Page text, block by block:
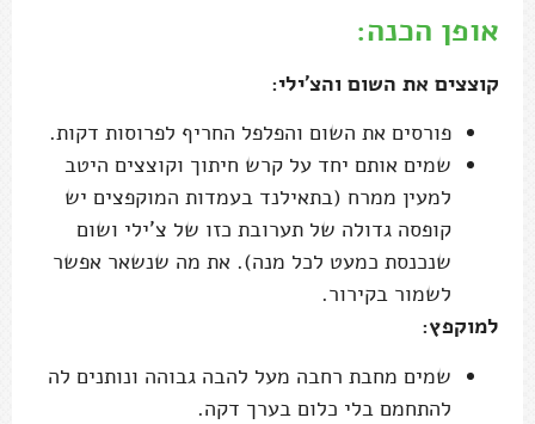
אופן הכנה:
קוצצים את השום והצ'ילי:
פורסים את השום והפלפל החריף לפרוסות דקות.
שמים אותם יחד על קרש חיתוך וקוצצים היטב
למעין ממרח (בתאילנד בעמדות המוקפצים יש
קופסה גדולה של תערובת כזו של צ'ילי ושום
שנכנסת כמעט לכל מנה). את מה שנשאר אפשר
לשמור בקירור.
למוקפץ:
שמים מחבת רחבה מעל להבה גבוהה ונותנים לה
להתחמם בלי כלום בערך דקה.